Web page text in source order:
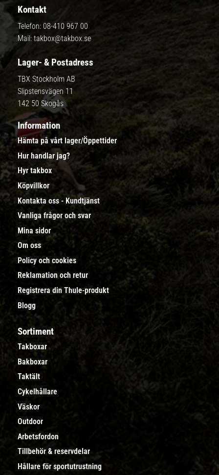
Kontakt
Telefon: 08-410 967 00
Mail: takbox@takbox.se
Lager- & Postadress
TBX Stockholm AB
Slipstensvägen 11
142 50 Skogås
Information
Hämta på vårt lager/Öppettider
Hur handlar jag?
Hyr takbox
Köpvillkor
Kontakta oss - Kundtjänst
Vanliga frågor och svar
Mina sidor
Om oss
Policy och cookies
Reklamation och retur
Registrera din Thule-produkt
Blogg
Sortiment
Takboxar
Bakboxar
Taktält
Cykelhållare
Väskor
Outdoor
Arbetsfordon
Tillbehör & reservdelar
Hållare för sportutrustning